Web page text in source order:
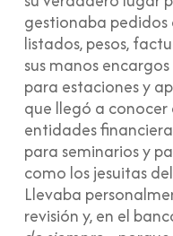
gestionaba
listados, pesos,
sus manos
para estaciones y
que llegó a
entidades
para seminarios y
como los jesuitas
Llevaba
revisión y, en el